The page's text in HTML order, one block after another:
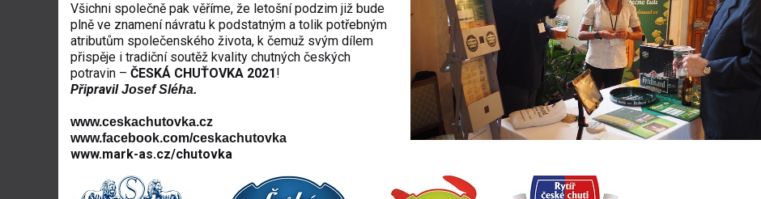
Všichni společně pak věříme, že letošní podzim již bude
plně ve znamení návratu k podstatným a tolik potřebným
atributům společenského života, k čemuž svým dílem
přispěje i tradiční soutěž kvality chutných českých
potravin – ČESKÁ CHUŤOVKA 2021!
PřipravilJosef Sléha.
www.ceskachutovka.cz
www.facebook.com/ceskachutovka
www.mark-as.cz/chutovka